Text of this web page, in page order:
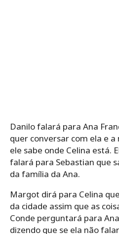
Danilo falará para Ana
quer conversar com ela e
ele sabe onde Celina está.
falará para Sebastian que
da família da Ana.
Margot dirá para Celina
da cidade assim que as
Conde perguntará para
dizendo que se ela não